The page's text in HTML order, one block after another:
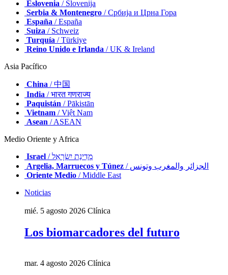
Eslovenia / Slovenija
Serbia & Montenegro / Србија и Црна Гора
España / España
Suiza / Schweiz
Turquía / Türkiye
Reino Unido e Irlanda / UK & Ireland
Asia Pacífico
China / 中国
India / भारत गणराज्य
Paquistán / Pākistān
Vietnam / Việt Nam
Asean / ASEAN
Medio Oriente y Africa
Israel
/ מְדִינַת יִשְׂרָאֵל
Argelia, Marruecos y Túnez
/ الجزائر والمغرب وتونس
Oriente Medio / Middle East
Noticias
mié. 5 agosto 2026 Clínica
Los biomarcadores del futuro
mar. 4 agosto 2026 Clínica